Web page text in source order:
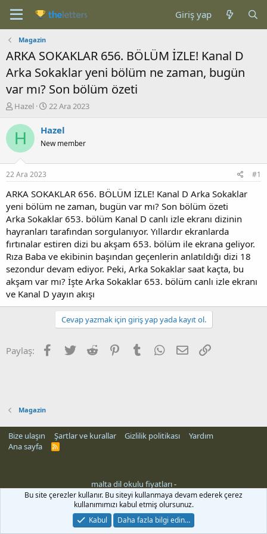
Giriş yap
Magazin
ARKA SOKAKLAR 656. BÖLÜM İZLE! Kanal D
Arka Sokaklar yeni bölüm ne zaman, bugün
var mı? Son bölüm özeti
K
n
b
u
u
b
a
l
a
t
a
n
Hazel
B
ş
a
ç
a
r
h
i
22 Ara 2023
H Hazel
New member
22 Ara 2023 #1
ARKA SOKAKLAR 656. BÖLÜM İZLE! Kanal D Arka Sokaklar
yeni bölüm ne zaman, bugün var mı? Son bölüm özeti
Arka Sokaklar 653. bölüm Kanal D canlı izle ekranı dizinin
hayranları tarafından sorgulanıyor. Yıllardır ekranlarda
fırtınalar estiren dizi bu akşam 653. bölüm ile ekrana geliyor.
Rıza Baba ve ekibinin başından geçenlerin anlatıldığı dizi 18
sezondur devam ediyor. Peki, Arka Sokaklar saat kaçta, bu
akşam var mı? İşte Arka Sokaklar 653. bölüm canlı izle ekranı
ve Kanal D yayın akışı
Cevap yazmak için giriş yap yada kayıt ol.
Paylaş: Facebook
Twitter Reddit PinterestTumblr WhatsApp
E-posta
Magazin
Bize ulaşın Şartlar ve kurallar Gizlilik politikası
Yardım
Ana sayfa
R
malta dil okulu fiyatları-
Bu site çerezler kullanır. Bu siteyi kullanmaya devam ederek çerez
kullanımımızı kabul etmiş olursunuz.
Kabul
Daha fazla bilgi edin…